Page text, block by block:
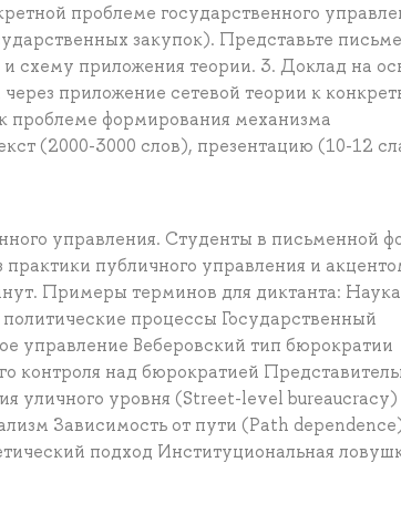
проблеме государственного
закупок). Представьте
схему приложения теории. 3. Доклад на
приложение сетевой теории к
проблеме формирования механизма
(2000-3000 слов), презентацию (10-12
управления. Студенты в письменной
публичного управления и
Примеры терминов для диктанта: Наука
процессы Государственный
управление Веберовский тип бюрократии
контроля над бюрократией
уличного уровня (Street-level bureaucracy)
Зависимость от пути (Рath
подход Институциональная